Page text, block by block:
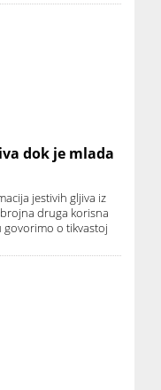
dok je mlada
jestivih gljiva iz
druga korisna
govorimo o tikvastoj